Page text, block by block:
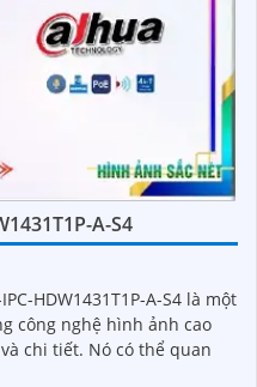
A-S4
HDW1431T1P-A-S4 là một
công nghệ hình ảnh cao
có thể quan